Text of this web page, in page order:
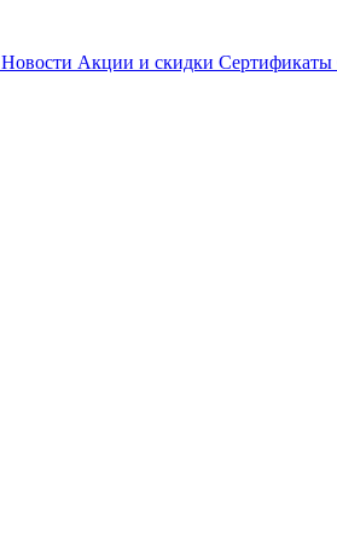
Новости Акции и скидки Сертификаты